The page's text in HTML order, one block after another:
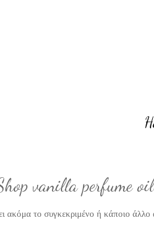
vanilla perfume
ακόμα το συγκεκριμένο ή κάποιο